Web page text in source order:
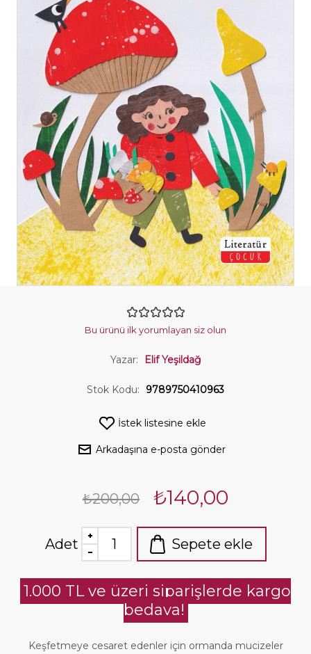
Bu ürünü ilk yorumlayan siz olun
Yazar: Elif Yeşildağ
Stok Kodu: 9789750410963
İstek listesine ekle
Arkadaşına e-posta gönder
₺200,00 ₺140,00
Adet Sepete ekle
1.000 TL ve üzeri siparişlerde kargo
bedava!
Keşfetmeye cesaret edenler için ormanda mucizeler